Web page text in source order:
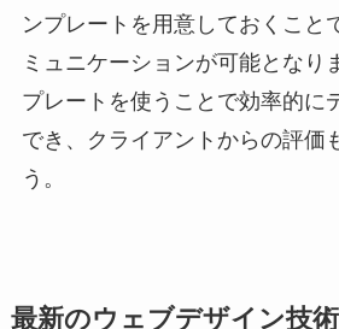
ンプレートを用意しておくこと
ミュニケーションが可能となり
プレートを使うことで効率的に
でき、クライアントからの評価
う。
最新のウェブデザイン技